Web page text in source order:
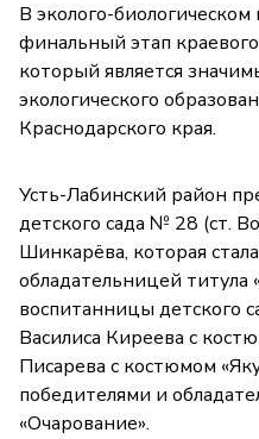
В эколого-
финальный этап
который является
экологического
Краснодарского края.
Усть-Лабинский район
детского сада № 28 (ст.
Шинкарёва, которая
обладательницей титула
воспитанницы детского
Василиса Киреева с
Писарева с костюмом
победителями и
«Очарование».